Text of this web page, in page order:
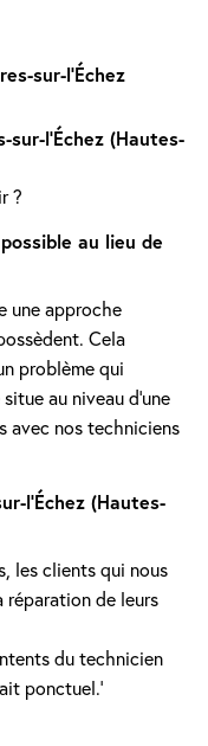
sur-l’Échez
l’Échez (Hautes-
?
au lieu de
une approche
Cela
problème qui
au niveau d'une
avec nos techniciens
l’Échez (Hautes-
les clients qui nous
de leurs
du technicien
ponctuel.'